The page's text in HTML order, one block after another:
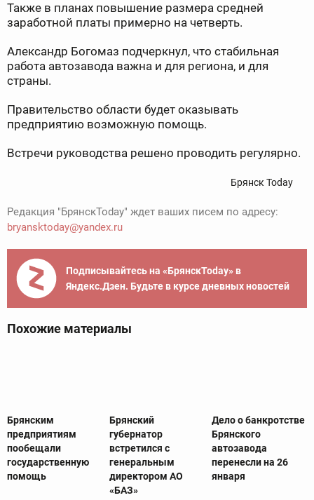
Также в планах повышение размера средней
заработной платы примерно на четверть.
Александр Богомаз подчеркнул, что стабильная
работа автозавода важна и для региона, и для
страны.
Правительство области будет оказывать
предприятию возможную помощь.
Встречи руководства решено проводить регулярно.
Брянск Today
Редакция "БрянскToday" ждет ваших писем по адресу:
bryansktoday@yandex.ru
Подписывайтесь на «БрянскToday» в
Яндекс.Дзен. Будьте в курсе дневных новостей
Похожие материалы
Брянским
предприятиям
пообещали
государственную
помощь
Брянский
губернатор
встретился с
генеральным
директором АО
«БАЗ»
Дело о банкротстве
Брянского
автозавода
перенесли на 26
января